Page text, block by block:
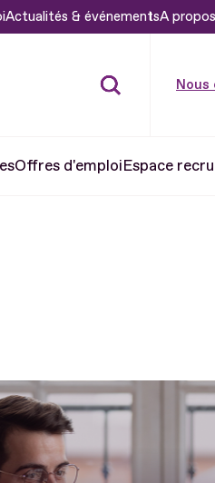
Actualités & événementsA
Offres d'emploiEspace